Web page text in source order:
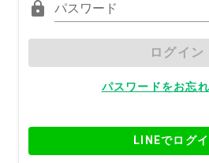
パスワード
ログイン
パスワードをお忘
LINEでログ